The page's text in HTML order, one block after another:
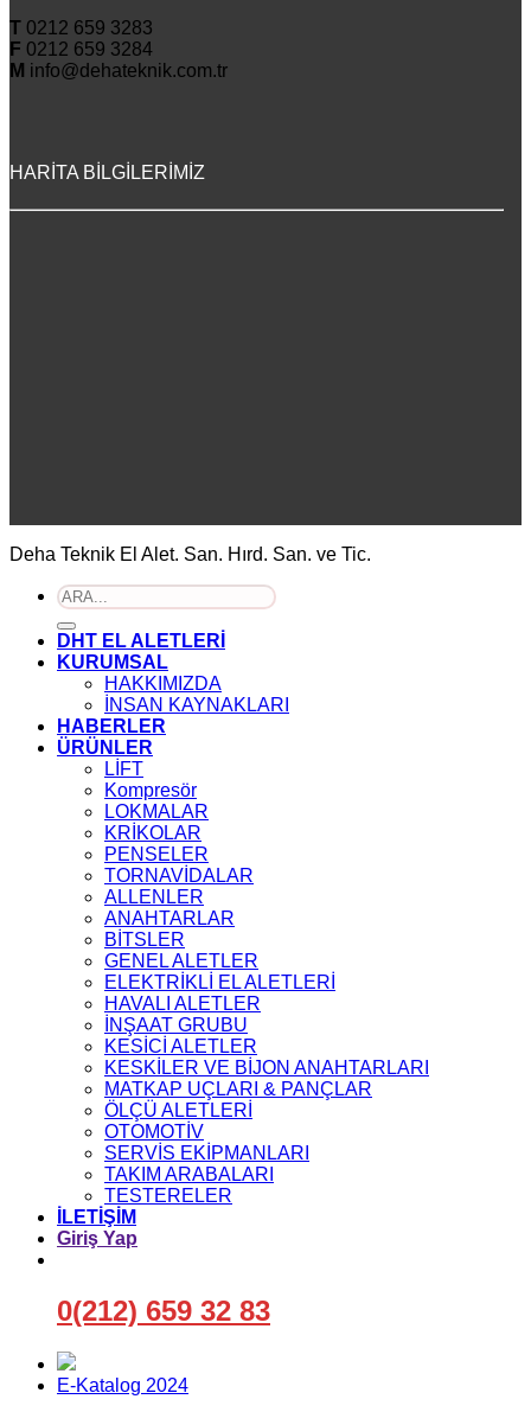
T 0212 659 3283
F 0212 659 3284
M info@dehateknik.com.tr
HARİTA BİLGİLERİMİZ
Deha Teknik El Alet. San. Hırd. San. ve Tic.
Ara:
DHT EL ALETLERİ
KURUMSAL
HAKKIMIZDA
İNSAN KAYNAKLARI
HABERLER
ÜRÜNLER
LİFT
Kompresör
LOKMALAR
KRİKOLAR
PENSELER
TORNAVİDALAR
ALLENLER
ANAHTARLAR
BİTSLER
GENEL ALETLER
ELEKTRİKLİ EL ALETLERİ
HAVALI ALETLER
İNŞAAT GRUBU
KESİCİ ALETLER
KESKİLER VE BİJON ANAHTARLARI
MATKAP UÇLARI & PANÇLAR
ÖLÇÜ ALETLERİ
OTOMOTİV
SERVİS EKİPMANLARI
TAKIM ARABALARI
TESTERELER
İLETİŞİM
Giriş Yap
0(212) 659 32 83
E-Katalog 2024